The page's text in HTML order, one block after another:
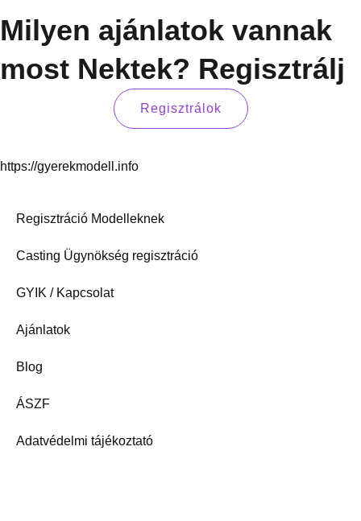
Milyen ajánlatok vannak
most Nektek? Regisztrálj
Regisztrálok
https://gyerekmodell.info
Regisztráció Modelleknek
Casting Ügynökség regisztráció
GYIK / Kapcsolat
Ajánlatok
Blog
ÁSZF
Adatvédelmi tájékoztató